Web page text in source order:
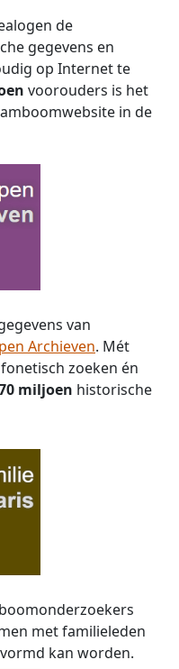
de
gegevens en
op Internet te
voorouders is het
in de
van
Archieven. Mét
zoeken én
miljoen historische
met familieleden
kan worden.